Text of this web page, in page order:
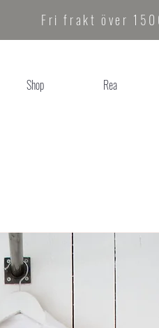
Fri frakt över
Shop Rea